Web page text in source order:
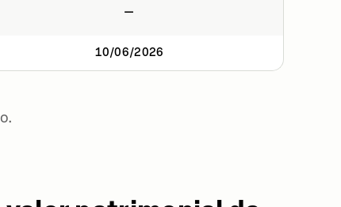
—
10/06/2026